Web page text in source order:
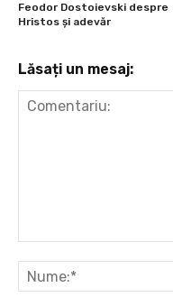
Feodor Dostoievski despre
Hristos şi adevăr
Lăsați un mesaj: